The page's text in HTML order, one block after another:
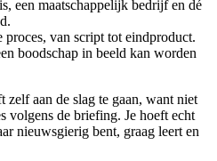
een maatschappelijk bedrijf en dé
proces, van script tot eindproduct.
boodschap in beeld kan worden
zelf aan de slag te gaan, want niet
volgens de briefing. Je hoeft echt
nieuwsgierig bent, graag leert en